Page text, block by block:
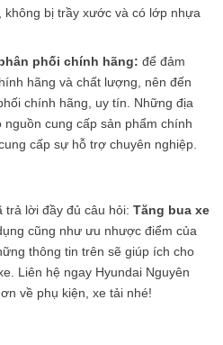
bị trầy xước và có lớp nhựa
phối chính hãng: để đảm
hãng và chất lượng, nên đến
chính hãng, uy tín. Những địa
cung cấp sản phẩm chính
cấp sự hỗ trợ chuyên nghiệp.
trả lời đầy đủ câu hỏi: Tăng bua xe
cũng như ưu nhược điểm của
thông tin trên sẽ giúp ích cho
Liên hệ ngay Hyundai Nguyên
về phụ kiện, xe tải nhé!